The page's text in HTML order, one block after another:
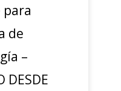
para
de
–
DESDE